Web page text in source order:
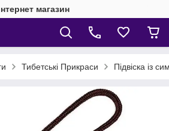
магазин
Тибетські Прикраси Підвіска із